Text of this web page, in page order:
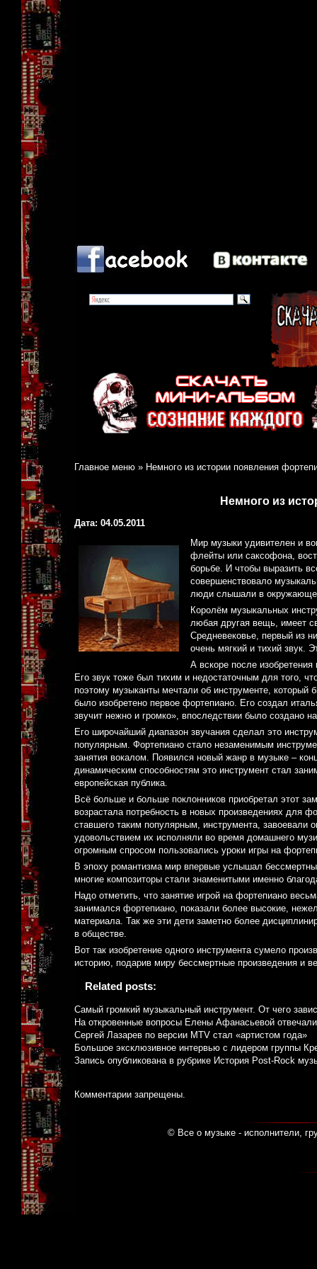
Главное меню » Немного из истории появления
Немного из
Дата: 04.05.2011
Мир музыки удивителен и
флейты или саксофона,
борьбе. И чтобы выразить
совершенствовало
люди слышали в
Королём музыкальных
любая другая вещь, имеет
Средневековье, первый из
очень мягкий и тихий звук.
А вскоре после
Его звук тоже был тихим и недостаточным для того,
поэтому музыканты мечтали об инструменте,
было изобретено первое фортепиано. Его создал
звучит нежно и громко», впоследствии было создано
Его широчайший диапазон звучания сделал это
популярным. Фортепиано стало незаменимым
занятия вокалом. Появился новый жанр в музыке –
динамическим способностям это инструмент стал
европейская публика.
Всё больше и больше поклонников приобретал этот
возрастала потребность в новых произведениях для
ставшего таким популярным, инструмента, завоевали
удовольствием их исполняли во время домашнего
огромным спросом пользовались уроки игры на
В эпоху романтизма мир впервые услышал
многие композиторы стали знаменитыми именно
Надо отметить, что занятие игрой на фортепиано
занимался фортепиано, показали более высокие,
материала. Так же эти дети заметно более
в обществе.
Вот так изобретение одного инструмента сумело
историю, подарив миру бессмертные произведения и
Related posts:
Самый громкий музыкальный инструмент. От чего
На откровенные вопросы Елены Афанасьевой
Сергей Лазарев по версии MTV стал «артистом года»
Большое эксклюзивное интервью с лидером группы
Запись опубликована в рубрике История Post-Rock
Комментарии запрещены.
© Все о музыке - исполнители,